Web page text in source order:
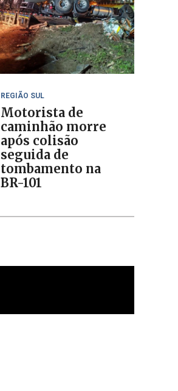
REGIÃO SUL
Motorista de
caminhão morre
após colisão
seguida de
tombamento na
BR-101